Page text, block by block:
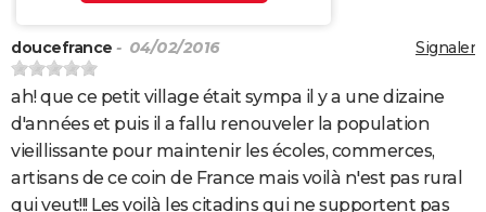
Signaler
doucefrance - 04/02/2016
ah! que ce petit village était sympa il y a une dizaine
d'années et puis il a fallu renouveler la population
vieillissante pour maintenir les écoles, commerces,
artisans de ce coin de France mais voilà n'est pas rural
qui veut!!! Les voilà les citadins qui ne supportent pas